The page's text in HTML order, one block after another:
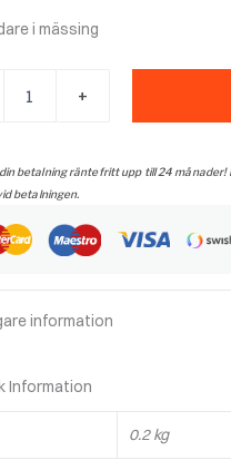
i mässing
+
betalning räntefritt upp till 24
betalningen.
information
Information
0.2 kg